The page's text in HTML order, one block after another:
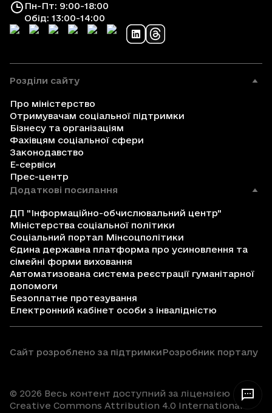
Пн-Пт: 9:00-18:00
Обід: 13:00-14:00
Розділи сайту
Про міністерство
Отримувачам соціальної підтримки
Бізнесу та організаціям
Фахівцям соціальної сфери
Законодавство
Е-сервіси
Прес-центр
Додаткові посилання
ДП "Інформаційно-обчислювальний центр"
Міністерства соціальної політики
Соціальний портал Мінсоцполітики
Єдина державна платформа про усиновлення та
сімейні форми виховання
Автоматизована система реєстрації гуманітарної
допомоги
Безоплатне протезування
Електронний кабінет особи з інвалідністю
Сайт розроблено за підтримкиРозробник порталу
© 2026 Весь контент доступний за ліцензією
Creative Commons Attribution 4.0 International